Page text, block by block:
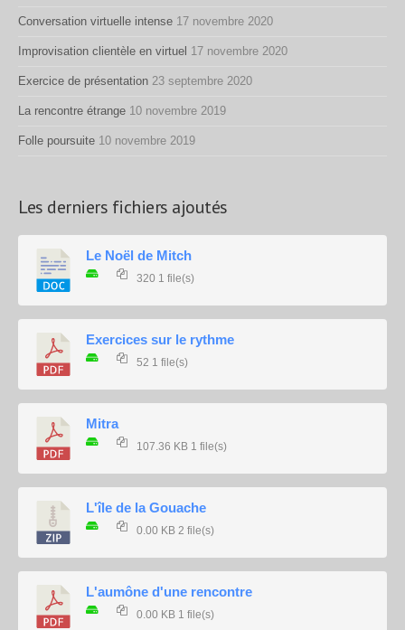
Conversation virtuelle intense 17 novembre 2020
Improvisation clientèle en virtuel 17 novembre 2020
Exercice de présentation 23 septembre 2020
La rencontre étrange 10 novembre 2019
Folle poursuite 10 novembre 2019
Les derniers fichiers ajoutés
Le Noël de Mitch
320 1 file(s)
Exercices sur le rythme
52 1 file(s)
Mitra
107.36 KB 1 file(s)
L'île de la Gouache
0.00 KB 2 file(s)
L'aumône d'une rencontre
0.00 KB 1 file(s)